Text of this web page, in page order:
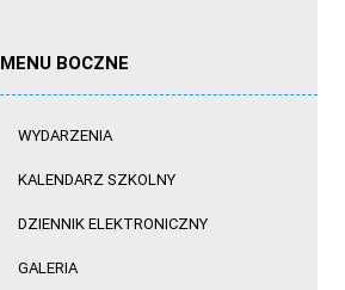
MENU BOCZNE
WYDARZENIA
KALENDARZ SZKOLNY
DZIENNIK ELEKTRONICZNY
GALERIA